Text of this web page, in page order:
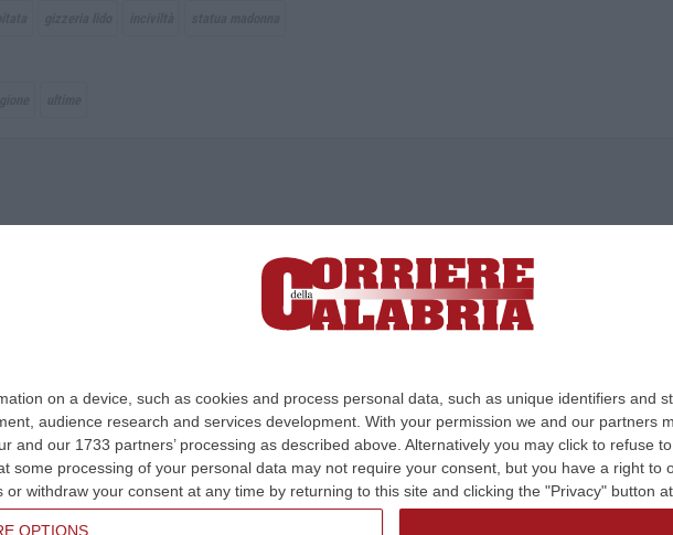
on a device, such as cookies and process personal data, such as unique identifiers and
audience research and services development. With your permission we and our partners
and our 1733 partners’ processing as described above. Alternatively you may click to refuse
some processing of your personal data may not require your consent, but you have a right
withdraw your consent at any time by returning to this site and clicking the "Privacy" button
OPTIONS
mare 6/G, S.Eufemia, Lamezia Terme (CZ)
Terme 5/2011 - Direttore responsabile Paola Militano |Privacy
Design: cfweb